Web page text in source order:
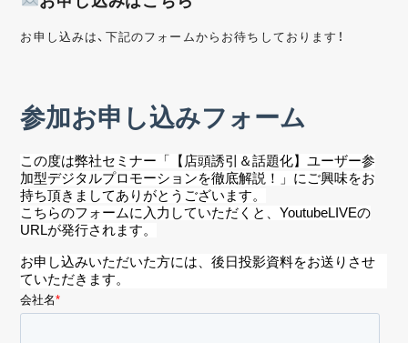
お申し込みは、下記のフォームからお待ちしております！